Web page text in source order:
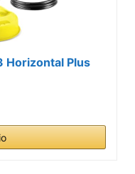
Horizontal Plus